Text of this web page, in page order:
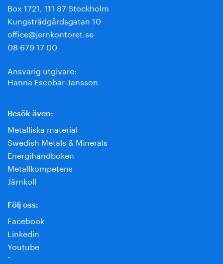
Box 1721, 111 87 Stockholm
Kungsträdgårdsgatan 10
office@jernkontoret.se
08 679 17 00
Ansvarig utgivare:
Hanna Escobar-Jansson
Besök även:
Metalliska material
Swedish Metals & Minerals
Energihandboken
Metallkompetens
Järnkoll
Följ oss:
Facebook
Linkedin
Youtube
¨